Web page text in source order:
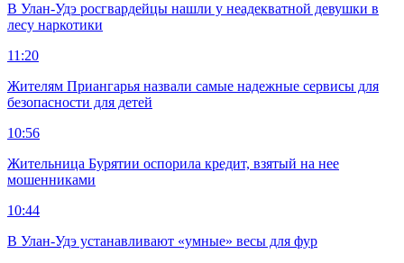
В Улан-Удэ росгвардейцы нашли у неадекватной девушки в
лесу наркотики
11:20
Жителям Приангарья назвали самые надежные сервисы для
безопасности для детей
10:56
Жительница Бурятии оспорила кредит, взятый на нее
мошенниками
10:44
В Улан-Удэ устанавливают «умные» весы для фур